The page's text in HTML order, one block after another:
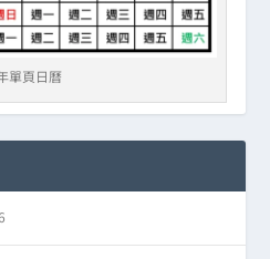
單頁日曆